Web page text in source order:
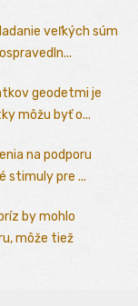
veľkých súm
geodetmi je
môžu byť o...
na podporu
stimuly pre ...
by mohlo
môže tiež